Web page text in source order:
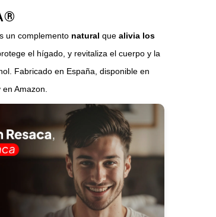
un complemento natural quealivia los
el hígado, y revitaliza el cuerpo y la
Fabricado en España, disponible en
en Amazon.